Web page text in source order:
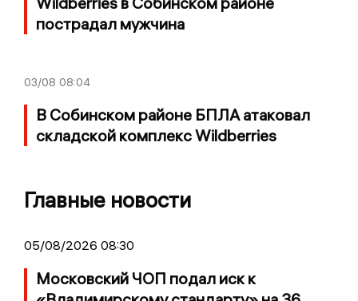
пострадал мужчина
03/08 08:04
В Собинском районе БПЛА атаковал
складской комплекс Wildberries
Главные новости
05/08/2026 08:30
Московский ЧОП подал иск к